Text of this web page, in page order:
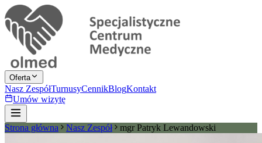
Oferta
Nasz ZespółTurnusyCennikBlogKontakt
Umów wizytę
Strona główna Nasz Zespół mgr Patryk Lewandowski